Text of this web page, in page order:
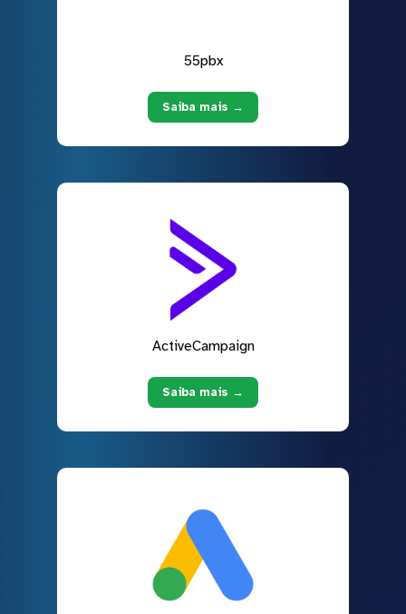
55pbx
Saiba mais →
ActiveCampaign
Saiba mais →